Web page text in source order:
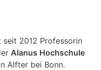
seit 2012 Professorin
Alanus Hochschule
Alfter bei Bonn.